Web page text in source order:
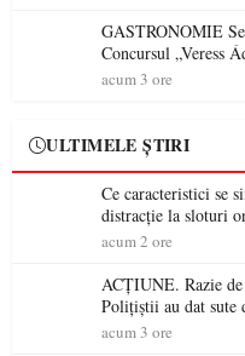
GASTRONOMIE Se încing ceaunele la Satu Mare!
Concursul „Veress
spectaculoase,
acum 3 ore
ULTIMELE ȘTIRI
Ce caracteristici se
distracție la sloturi
acum 2 ore
ACȚIUNE. Razie
Polițiștii au dat sute
permis într-o singură
acum 3 ore